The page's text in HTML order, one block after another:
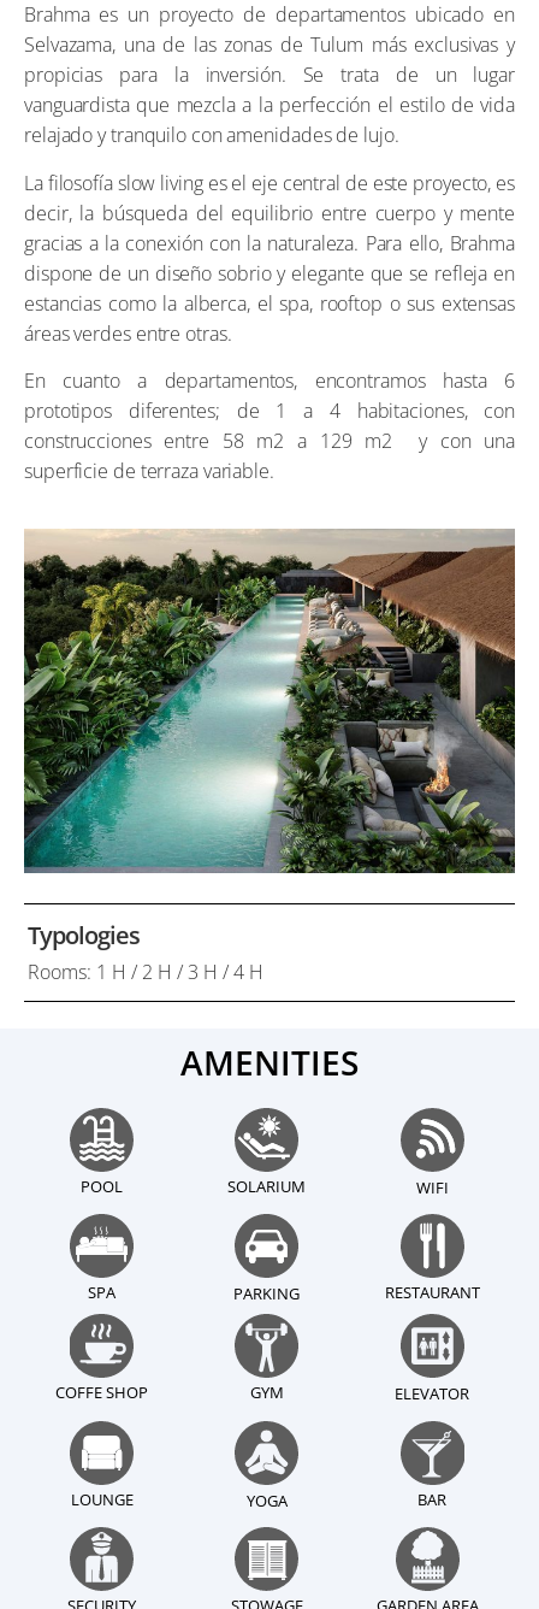
Brahma es un proyecto de departamentos ubicado en
Selvazama, una de las zonas de Tulum más exclusivas y
propicias para la inversión. Se trata de un lugar
vanguardista que mezcla a la perfección el estilo de vida
relajado y tranquilo con amenidades de lujo.
La filosofía slow living es el eje central de este proyecto, es
decir, la búsqueda del equilibrio entre cuerpo y mente
gracias a la conexión con la naturaleza. Para ello, Brahma
dispone de un diseño sobrio y elegante que se refleja en
estancias como la alberca, el spa, rooftop o sus extensas
áreas verdes entre otras.
En cuanto a departamentos, encontramos hasta 6
prototipos diferentes; de 1 a 4 habitaciones, con
construcciones entre 58 m2 a 129 m2 y con una
superficie de terraza variable.
Typologies
Rooms: 1 H / 2 H / 3 H / 4 H
AMENITIES
POOL SOLARIUM WIFI
SPA PARKING RESTAURANT
COFFE SHOP GYM ELEVATOR
LOUNGE YOGA BAR